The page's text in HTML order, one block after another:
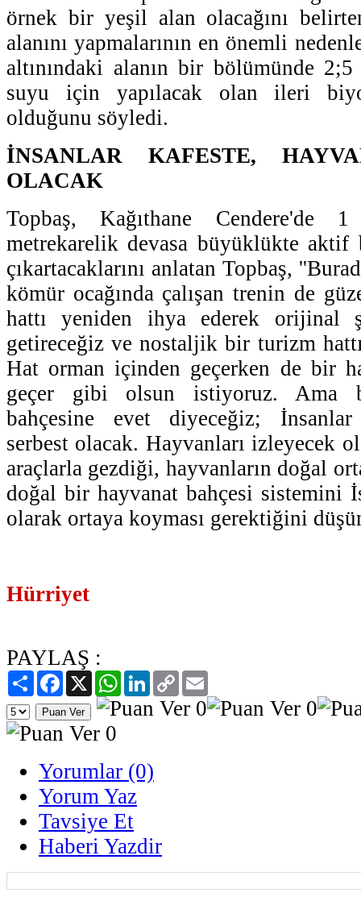
örnek bir yeşil alan olacağını
alanını yapmalarının en önemli
altınındaki alanın bir bölümünde
suyu için yapılacak olan ileri
olduğunu söyledi.
İNSANLAR KAFESTE,
OLACAK
Topbaş, Kağıthane
metrekarelik devasa büyüklükte
çıkartacaklarını anlatan Topbaş,
kömür ocağında çalışan trenin de
hattı yeniden ihya ederek orijinal
getireceğiz ve nostaljik bir turizm hattı
Hat orman içinden geçerken de bir
geçer gibi olsun istiyoruz. Ama
bahçesine evet diyeceğiz;
serbest olacak. Hayvanları izleyecek
araçlarla gezdiği, hayvanların doğal
doğal bir hayvanat bahçesi sistemini
olarak ortaya koyması gerektiğini
Hürriyet
PAYLAŞ :
PaylaşFacebook
X WhatsAppLinkedIn
Copy
Link
Yorumlar (0)
Yorum Yaz
Tavsiye Et
Haberi Yazdir